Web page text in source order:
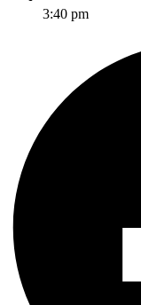
3:40 pm